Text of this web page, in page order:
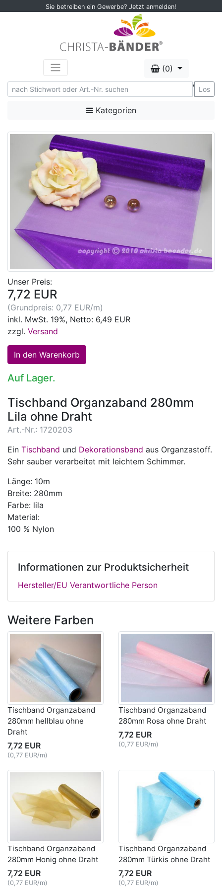
Sie betreiben ein Gewerbe? Jetzt anmelden!
(0)
' Los
Kategorien
Unser Preis:
7,72 EUR
(Grundpreis: 0,77 EUR/m)
inkl. MwSt. 19%, Netto: 6,49 EUR
zzgl. Versand
Auf Lager.
Tischband Organzaband 280mm
Lila ohne Draht
Art.-Nr.: 1720203
Ein Tischband und Dekorationsband aus Organzastoff.
Sehr sauber verarbeitet mit leichtem Schimmer.
Länge: 10m
Breite: 280mm
Farbe: lila
Material:
100 % Nylon
Informationen zur Produktsicherheit
Hersteller/EU Verantwortliche Person
Weitere Farben
Tischband Organzaband
280mm hellblau ohne
Draht
7,72 EUR
(0,77 EUR/m)
Tischband Organzaband
280mm Rosa ohne Draht
7,72 EUR
(0,77 EUR/m)
Tischband Organzaband
280mm Honig ohne Draht
7,72 EUR
(0,77 EUR/m)
Tischband Organzaband
280mm Türkis ohne Draht
7,72 EUR
(0,77 EUR/m)